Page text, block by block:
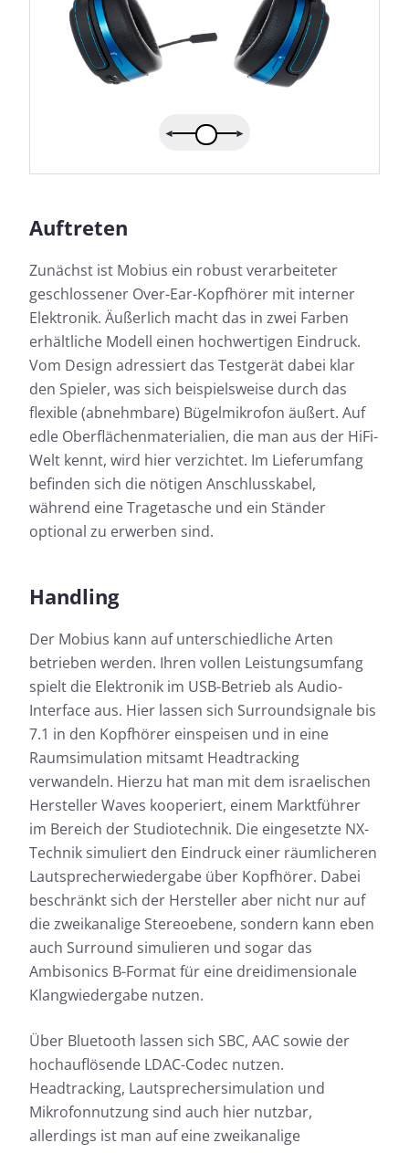
Auftreten
Zunächst ist Mobius ein robust verarbeiteter
geschlossener Over-Ear-Kopfhörer mit interner
Elektronik. Äußerlich macht das in zwei Farben
erhältliche Modell einen hochwertigen Eindruck.
Vom Design adressiert das Testgerät dabei klar
den Spieler, was sich beispielsweise durch das
flexible (abnehmbare) Bügelmikrofon äußert. Auf
edle Oberflächenmaterialien, die man aus der HiFi-
Welt kennt, wird hier verzichtet. Im Lieferumfang
befinden sich die nötigen Anschlusskabel,
während eine Tragetasche und ein Ständer
optional zu erwerben sind.
Handling
Der Mobius kann auf unterschiedliche Arten
betrieben werden. Ihren vollen Leistungsumfang
spielt die Elektronik im USB-Betrieb als Audio-
Interface aus. Hier lassen sich Surroundsignale bis
7.1 in den Kopfhörer einspeisen und in eine
Raumsimulation mitsamt Headtracking
verwandeln. Hierzu hat man mit dem israelischen
Hersteller Waves kooperiert, einem Marktführer
im Bereich der Studiotechnik. Die eingesetzte NX-
Technik simuliert den Eindruck einer räumlicheren
Lautsprecherwiedergabe über Kopfhörer. Dabei
beschränkt sich der Hersteller aber nicht nur auf
die zweikanalige Stereoebene, sondern kann eben
auch Surround simulieren und sogar das
Ambisonics B-Format für eine dreidimensionale
Klangwiedergabe nutzen.
Über Bluetooth lassen sich SBC, AAC sowie der
hochauflösende LDAC-Codec nutzen.
Headtracking, Lautsprechersimulation und
Mikrofonnutzung sind auch hier nutzbar,
allerdings ist man auf eine zweikanalige